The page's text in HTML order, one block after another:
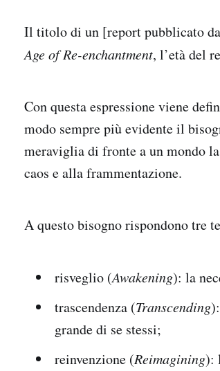
Il titolo di un [report pubblicato da
Age of Re-enchantment, l’età del
Con questa espressione viene
modo sempre più evidente il
meraviglia di fronte a un mondo
caos e alla frammentazione.
A questo bisogno rispondono tre
risveglio (Awakening): la
trascendenza (Transcending
grande di se stessi;
reinvenzione (Reimagining):